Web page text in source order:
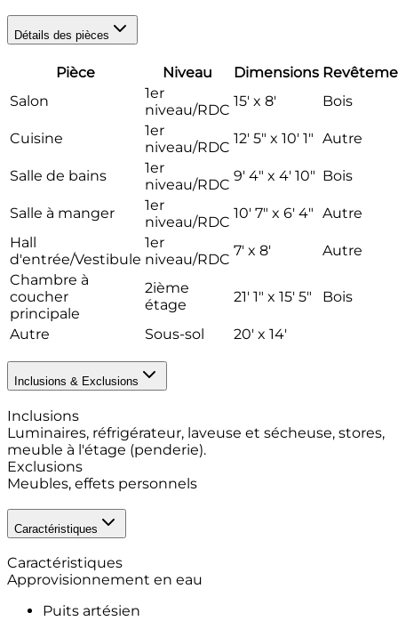
Détails des pièces
Pièce Niveau Dimensions
Salon
1er
niveau/RDC
15' x 8' Bois
Cuisine
1er
niveau/RDC
12' 5" x 10' 1" Autre
Salle de bains
1er
niveau/RDC
9' 4" x 4' 10" Bois
Salle à manger
1er
niveau/RDC
10' 7" x 6' 4" Autre
Hall
d'entrée/Vestibule
1er
niveau/RDC
7' x 8'
Autre
Chambre à
coucher
principale
2ième
étage
21' 1" x 15' 5" Bois
Autre Sous-sol 20' x 14'
Inclusions & Exclusions
Inclusions
Luminaires, réfrigérateur, laveuse et sécheuse, stores,
meuble à l'étage (penderie).
Exclusions
Meubles, effets personnels
Caractéristiques
Caractéristiques
Approvisionnement en eau
Puits artésien